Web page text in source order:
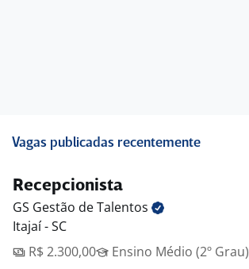
Vagas publicadas recentemente
Recepcionista
GS Gestão deTalentos
Itajaí - SC
R$ 2.300,00
Ensino Médio (2º Grau)